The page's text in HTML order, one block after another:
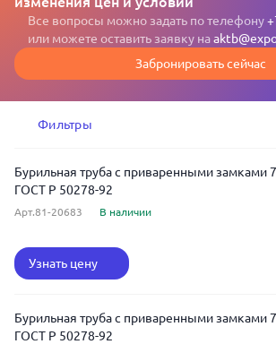
Все вопросы можно задать по телефону
или можете оставить заявку на
Забронировать сейчас
Фильтры
Бурильная труба с приваренными замками
ГОСТ Р 50278-92
Арт.81-20683 В наличии
Узнать цену
Бурильная труба с приваренными замками
ГОСТ Р 50278-92